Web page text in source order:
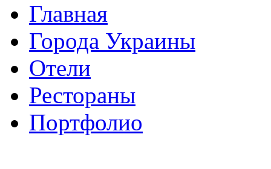
Главная
Города Украины
Отели
Рестораны
Портфолио